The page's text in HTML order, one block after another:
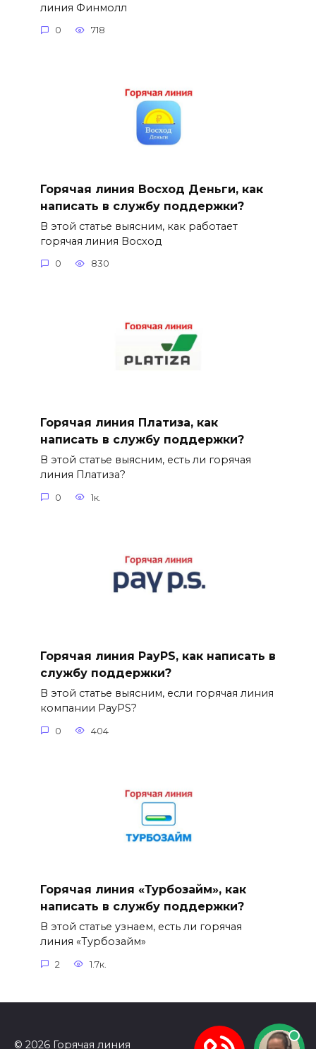
линия Финмолл
0 718
Горячая линия Восход Деньги, как
написать в службу поддержки?
В этой статье выясним, как работает
горячая линия Восход
0 830
Горячая линия Платиза, как
написать в службу поддержки?
В этой статье выясним, есть ли горячая
линия Платиза?
0 1к.
Горячая линия PayPS, как написать в
службу поддержки?
В этой статье выясним, если горячая линия
компании PayPS?
0 404
Горячая линия «Турбозайм», как
написать в службу поддержки?
В этой статье узнаем, есть ли горячая
линия «Турбозайм»
2 1.7к.
© 2026 Горячая линия